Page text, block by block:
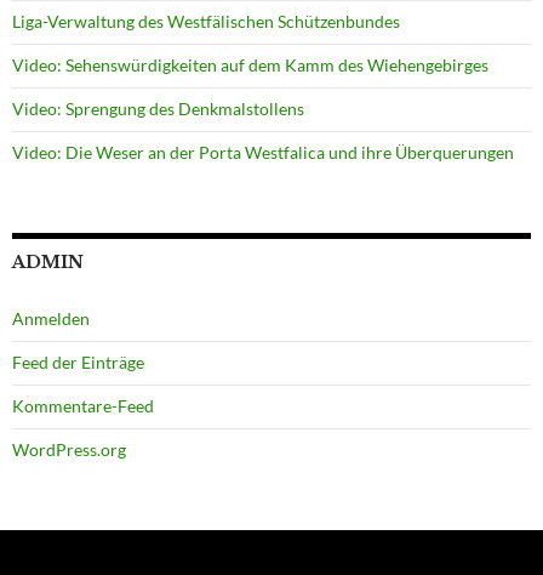
Liga-Verwaltung des Westfälischen Schützenbundes
Video: Sehenswürdigkeiten auf dem Kamm des Wiehengebirges
Video: Sprengung des Denkmalstollens
Video: Die Weser an der Porta Westfalica und ihre Überquerungen
ADMIN
Anmelden
Feed der Einträge
Kommentare-Feed
WordPress.org